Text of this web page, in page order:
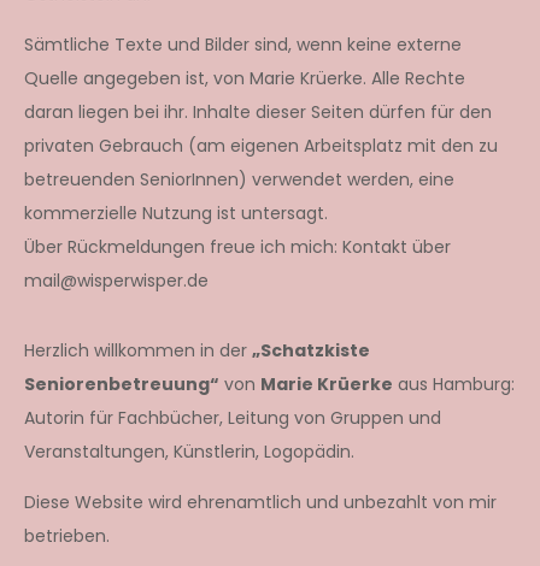
Sämtliche Texte und Bilder sind, wenn keine externe
Quelle angegeben ist, von Marie Krüerke. Alle Rechte
daran liegen bei ihr. Inhalte dieser Seiten dürfen für den
privaten Gebrauch (am eigenen Arbeitsplatz mit den zu
betreuenden SeniorInnen) verwendet werden, eine
kommerzielle Nutzung ist untersagt.
Über Rückmeldungen freue ich mich: Kontakt über
mail@wisperwisper.de
Herzlich willkommen in der „Schatzkiste
Seniorenbetreuung“ von Marie Krüerke aus Hamburg:
Autorin für Fachbücher, Leitung von Gruppen und
Veranstaltungen, Künstlerin, Logopädin.
Diese Website wird ehrenamtlich und unbezahlt von mir
betrieben.